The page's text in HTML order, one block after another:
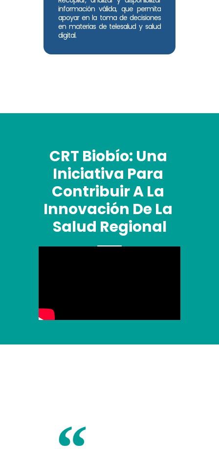
información válida, que permita
apoyar en la toma de decisiones
en materias de telesalud y salud
digital.
CRT Biobío: Una
Iniciativa Para
Contribuir A La
Innovación De La
Salud Regional